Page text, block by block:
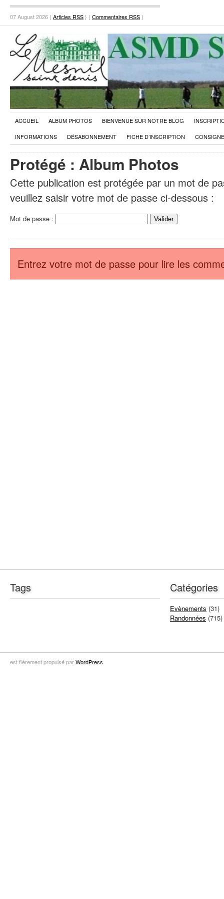
07 August 2026 { Articles RSS} { Commentaires RSS}
ACCUEIL ALBUM PHOTOS BIENVENUE SUR NOTRE BLOG
INFORMATIONS
DÉSABONNEMENT FICHE D’INSCRIPTION
Protégé : Album Photos
Cette publication est protégée par un mot de
veuillez saisir votre mot de passe ci-dessous :
Mot de passe :
Entrez votre mot de passe pour lire les
Tags Catégories
Evènements (31)
Randonnées (715)
est fièrement propulsé parWordPress